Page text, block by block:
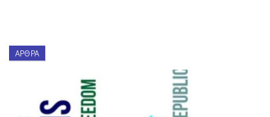
ΆΡΘΡΑ